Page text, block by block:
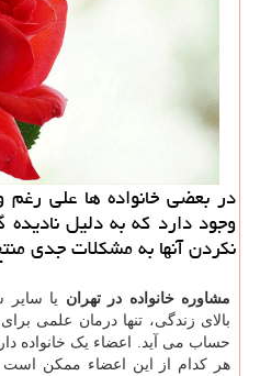
در بعضی خانواده ها علی رغم
وجود دارد كه به دلیل
نكردن آنها به مشكلات جدی
مشاوره خانواده در تهران یا
بالای زندگی، تنها درمان علمی
حساب می آید. اعضاء یک خانواده
هر کدام از این اعضاء ممکن است